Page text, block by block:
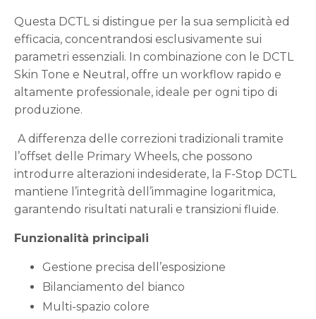
Questa DCTL si distingue per la sua semplicità ed
efficacia, concentrandosi esclusivamente sui
parametri essenziali. In combinazione con le DCTL
Skin Tone e Neutral, offre un workflow rapido e
altamente professionale, ideale per ogni tipo di
produzione.
A differenza delle correzioni tradizionali tramite
l’offset delle Primary Wheels, che possono
introdurre alterazioni indesiderate, la F-Stop DCTL
mantiene l’integrità dell’immagine logaritmica,
garantendo risultati naturali e transizioni fluide.
Funzionalità principali
Gestione precisa dell’esposizione
Bilanciamento del bianco
Multi-spazio colore